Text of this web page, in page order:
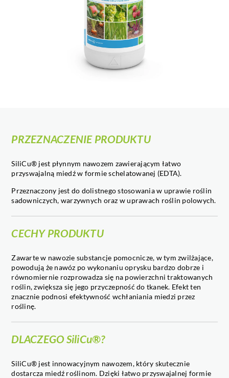
PRZEZNACZENIE PRODUKTU
SiliCu® jest płynnym nawozem zawierającym łatwo
przyswajalną miedź w formie schelatowanej (EDTA).
Przeznaczony jest do dolistnego stosowania w uprawie roślin
sadowniczych, warzywnych oraz w uprawach roślin polowych.
CECHY PRODUKTU
Zawarte w nawozie substancje pomocnicze, w tym zwilżające,
powodują że nawóz po wykonaniu oprysku bardzo dobrze i
równomiernie rozprowadza się na powierzchni traktowanych
roślin, zwiększa się jego przyczepność do tkanek. Efekt ten
znacznie podnosi efektywność wchłaniania miedzi przez
roślinę.
DLACZEGO SiliCu®?
SiliCu® jest innowacyjnym nawozem, który skutecznie
dostarcza miedź roślinom. Dzięki łatwo przyswajalnej formie